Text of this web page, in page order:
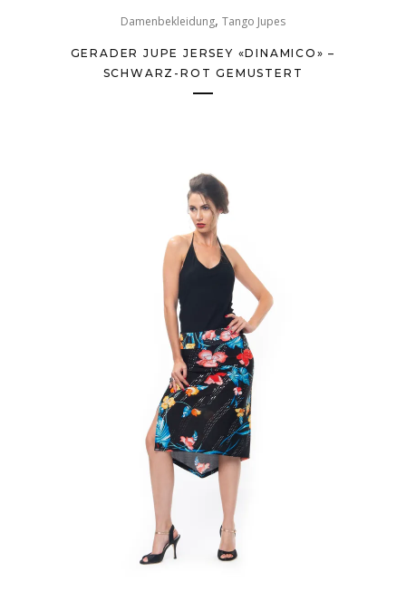
Damenbekleidung, Tango Jupes
GERADER JUPE JERSEY «DINAMICO» –
SCHWARZ-ROT GEMUSTERT